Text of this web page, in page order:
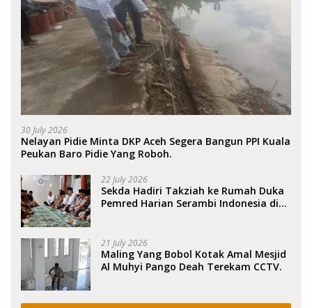
30 July 2026
Nelayan Pidie Minta DKP Aceh Segera Bangun PPI Kuala
Peukan Baro Pidie Yang Roboh.
22 July 2026
Sekda Hadiri Takziah ke Rumah Duka
Pemred Harian Serambi Indonesia di
21 July 2026
Maling Yang Bobol Kotak Amal Mesjid
Al Muhyi Pango Deah Terekam CCTV.